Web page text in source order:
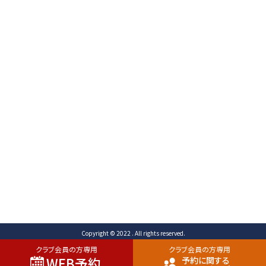
クラブ会員の方専用 クラブ会員の方専用
予約に関する
Copyright © 2022 . All rights reserved.